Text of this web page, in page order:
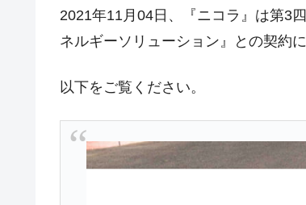
Fact1 セレクトセールの高額取引馬が稼
2021年11月04日、『ニコラ』は第3
ネルギーソリューション』との契約
以下をご覧ください。